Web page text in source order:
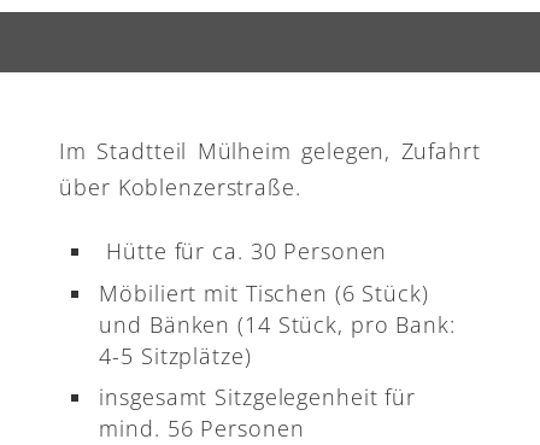
Im Stadtteil Mülheim gelegen, Zufahrt
über Koblenzerstraße.
Hütte für ca. 30 Personen
Möbiliert mit Tischen (6 Stück)
und Bänken (14 Stück, pro Bank:
4-5 Sitzplätze)
insgesamt Sitzgelegenheit für
mind. 56 Personen